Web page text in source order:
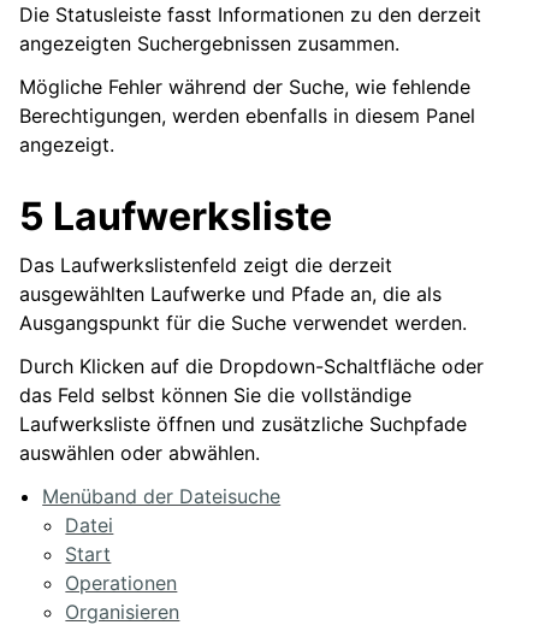
Die Statusleiste fasst Informationen zu den derzeit
angezeigten Suchergebnissen zusammen.
Mögliche Fehler während der Suche, wie fehlende
Berechtigungen, werden ebenfalls in diesem Panel
angezeigt.
5 Laufwerksliste
Das Laufwerkslistenfeld zeigt die derzeit
ausgewählten Laufwerke und Pfade an, die als
Ausgangspunkt für die Suche verwendet werden.
Durch Klicken auf die Dropdown-Schaltfläche oder
das Feld selbst können Sie die vollständige
Laufwerksliste öffnen und zusätzliche Suchpfade
auswählen oder abwählen.
Menüband der Dateisuche
Datei
Start
Operationen
Organisieren